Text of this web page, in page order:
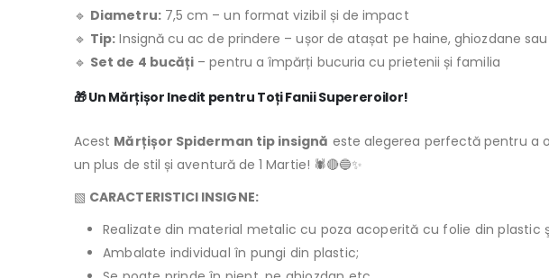
🔹 Diametru:7,5 cm – un format vizibil și de impact
🔹 Tip: Insignă cu ac de prindere – ușor de atașat pe haine, ghiozdane
🔹 Set de 4 bucăți – pentru a împărți bucuria cu prietenii și familia
🎁Un Mărțișor Inedit pentru Toți Fanii Supereroilor!
Acest Mărțișor Spiderman tip insignă este alegerea perfectă pentru a
un plus de stil și aventură de 1 Martie! 🕷️🔴🔵✨
▧ CARACTERISTICI INSIGNE:
Realizate din material metalic cu poza acoperită cu folie din plastic
Ambalate individual în pungi din plastic;